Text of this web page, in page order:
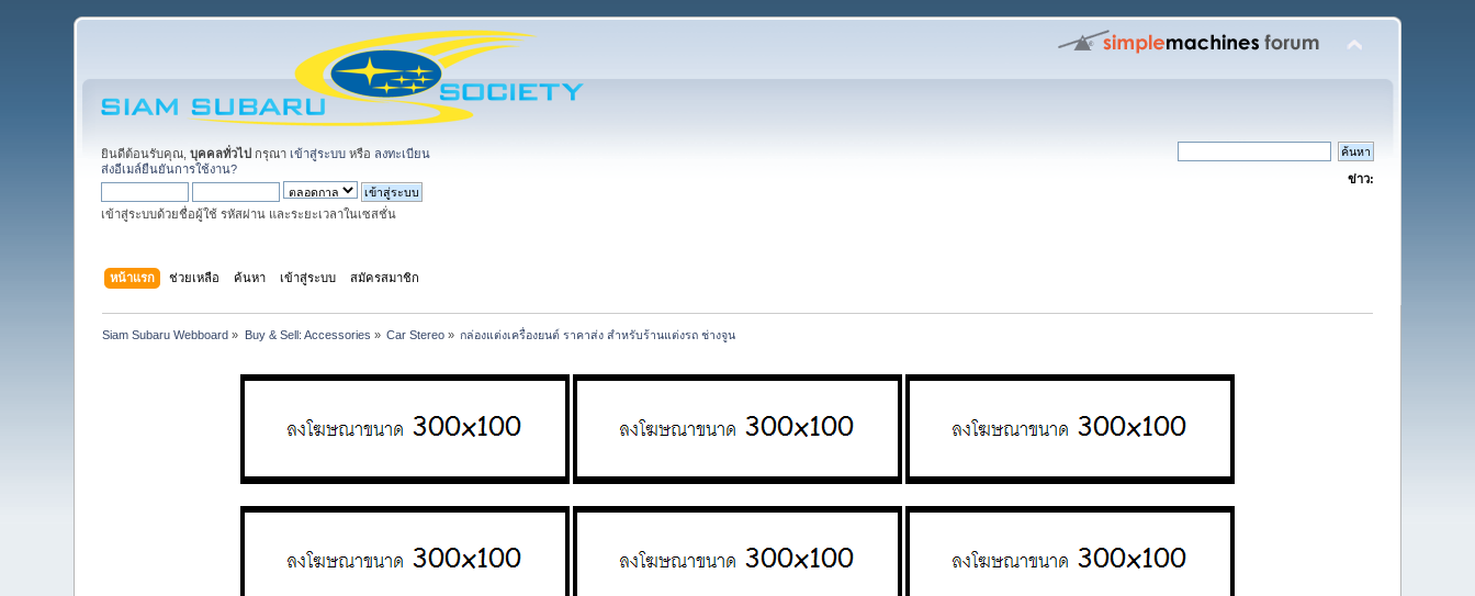
ยินดีต้อนรับคุณ,บุคคลทั่วไป กรุณา เข้าสู่ระบบ หรือ ลงทะเบียน
ส่งอีเมล์ยืนยันการใช้งาน?
เข้าสู่ระบบด้วยชื่อผู้ใช้ รหัสผ่าน และระยะเวลาในเซสชั่น
ข่าว:
หน้าแรก ช่วยเหลือ ค้นหา เข้าสู่ระบบ สมัครสมาชิก
Siam Subaru Webboard » Buy & Sell: Accessories » Car Stereo » กล่องแต่งเครื่องยนต์ ราคาส่ง สำหรับร้านแต่งรถ ช่างจูน